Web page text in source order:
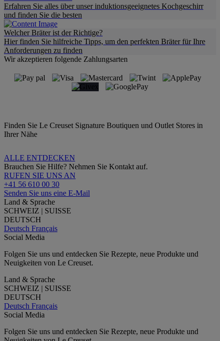
Erfahren Sie alles über unser induktionsgeeignetes Kochgeschirr
und finden Sie die besten
Welcher Bräter ist der Richtige?
Hier finden Sie hilfreiche Tipps, um den perfekten Bräter für Ihre
Anforderungen zu finden
Wir akzeptieren folgende Zahlungsarten
Finden Sie Le Creuset Signature Boutiquen und Outlet Stores in
Ihrer Nähe
ALLE ENTDECKEN
Brauchen Sie Hilfe? Nehmen Sie Kontakt auf.
RUFEN SIE UNS AN
+41 56 610 00 30
Senden Sie uns eine E-Mail
Land & Sprache
SCHWEIZ | SUISSE
DEUTSCH
Deutsch Français
Social Media
Folgen Sie uns und entdecken Sie Rezepte, neue Produkte und
Neuigkeiten von Le Creuset.
Land & Sprache
SCHWEIZ | SUISSE
DEUTSCH
Deutsch Français
Social Media
Folgen Sie uns und entdecken Sie Rezepte, neue Produkte und